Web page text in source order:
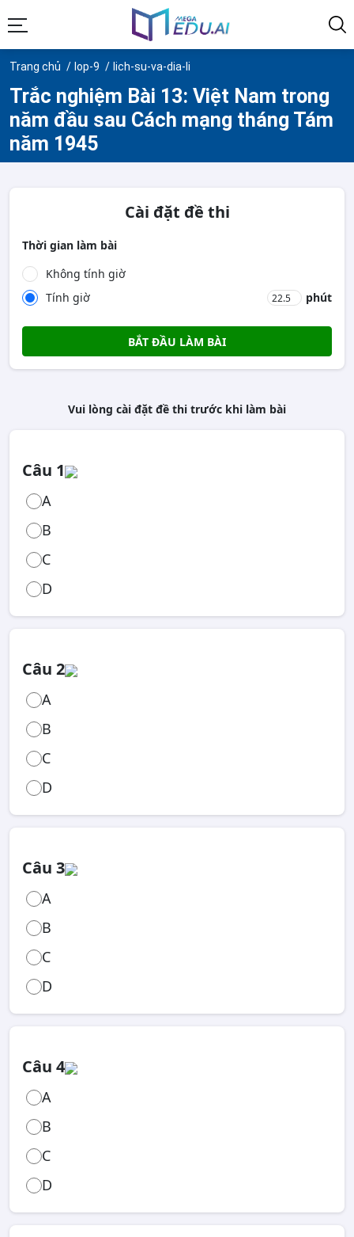
Trang chủ lop-9 lich-su-va-dia-li
Trắc nghiệm Bài 13: Việt Nam trong
năm đầu sau Cách mạng tháng Tám
năm 1945
Cài đặt đề thi
Thời gian làm bài
Không tính giờ
Tính giờ
phút
BẮT ĐẦU LÀM BÀI
Vui lòng cài đặt đề thi trước khi làm bài
Câu 1
A
B
C
D
Câu 2
A
B
C
D
Câu 3
A
B
C
D
Câu 4
A
B
C
D